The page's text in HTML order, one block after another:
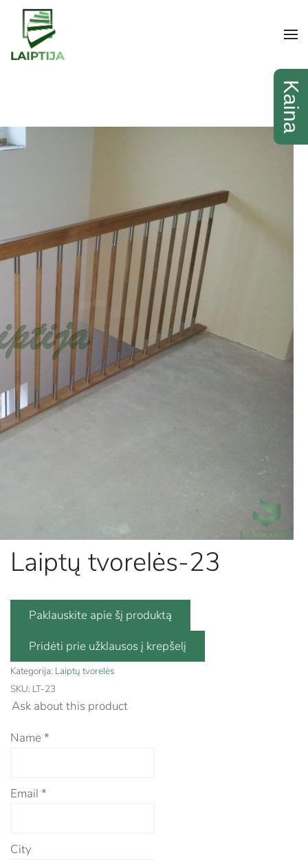
Laiptų tvorelės-23
Paklauskite apie šį produktą
Kategorija: Laiptų tvorelės
SKU: LT-23
Ask about this product
Name *
Email *
City